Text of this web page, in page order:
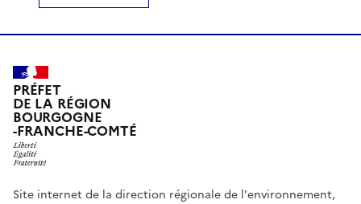
PRÉFET
DE LA RÉGION
BOURGOGNE
-FRANCHE-COMTÉ
Site internet de la direction régionale de l'environnement,